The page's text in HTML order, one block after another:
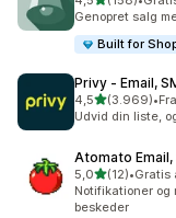
158 anmeldelser
Genopret salg
Built for
Privy ‑ Email,
4,5ud af 5
(3.969)
3969 •
Udvid din liste,
Atomato Email,
5,0ud af 5
(12)
12 anmeldelser i
•Gratis
Notifikationer og
beskeder